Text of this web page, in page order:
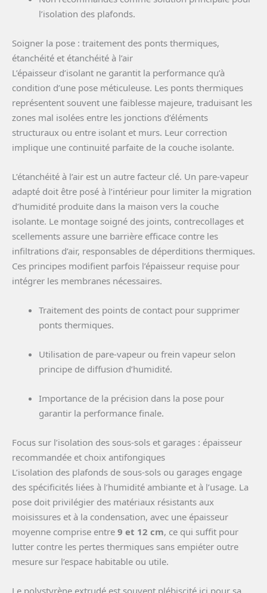
l’isolation des plafonds.
Soigner la pose : traitement des ponts thermiques,
étanchéité et étanchéité à l’air
L’épaisseur d’isolant ne garantit la performance qu’à
condition d’une pose méticuleuse. Les ponts thermiques
représentent souvent une faiblesse majeure, traduisant les
zones mal isolées entre les jonctions d’éléments
structuraux ou entre isolant et murs. Leur correction
implique une continuité parfaite de la couche isolante.
L’étanchéité à l’air est un autre facteur clé. Un pare-vapeur
adapté doit être posé à l’intérieur pour limiter la migration
d’humidité produite dans la maison vers la couche
isolante. Le montage soigné des joints, contrecollages et
scellements assure une barrière efficace contre les
infiltrations d’air, responsables de déperditions thermiques.
Ces principes modifient parfois l’épaisseur requise pour
intégrer les membranes nécessaires.
Traitement des points de contact pour supprimer
ponts thermiques.
Utilisation de pare-vapeur ou frein vapeur selon
principe de diffusion d’humidité.
Importance de la précision dans la pose pour
garantir la performance finale.
Focus sur l’isolation des sous-sols et garages : épaisseur
recommandée et choix antifongiques
L’isolation des plafonds de sous-sols ou garages engage
des spécificités liées à l’humidité ambiante et à l’usage. La
pose doit privilégier des matériaux résistants aux
moisissures et à la condensation, avec une épaisseur
moyenne comprise entre 9 et 12 cm, ce qui suffit pour
lutter contre les pertes thermiques sans empiéter outre
mesure sur l’espace habitable ou utile.